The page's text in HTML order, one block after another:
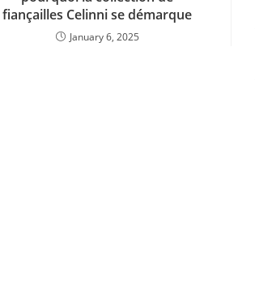
fiançailles Celinni se démarque
January 6, 2025